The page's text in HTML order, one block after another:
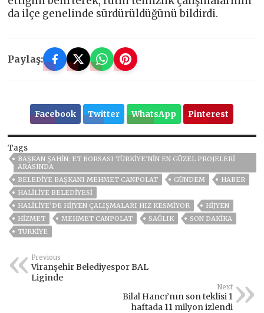
da ilçe genelinde sürdürüldüğünü bildirdi.
Paylaş:
Facebook Twitter WhatsApp Pinterest
Tags
BAŞKAN ŞAHİN: ET BORSASI TÜRKİYE’NİN EN GÜZEL PROJELERİ
ARASINDA
BELEDIYE BAŞKANI MEHMET CANPOLAT
GÜNDEM
HABER
HALİLİYE BELEDİYESİ
HALİLİYE’DE HİJYEN ÇALIŞMALARI HIZ KESMİYOR
HİJYEN
HİZMET
MEHMET CANPOLAT SAĞLIK
SON DAKIKA
TÜRKİYE
Previous
Viranşehir Belediyespor BAL
Liginde
Next
Bilal Hancı’nın son teklisi 1
haftada 11 milyon izlendi